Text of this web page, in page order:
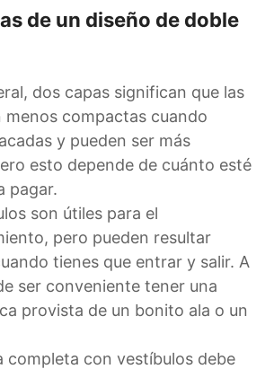
de un diseño de doble
dos capas significan que las
menos compactas cuando
y pueden ser más
esto depende de cuánto esté
pagar.
son útiles para el
pero pueden resultar
tienes que entrar y salir. A
ser conveniente tener una
provista de un bonito ala o un
completa con vestíbulos debe